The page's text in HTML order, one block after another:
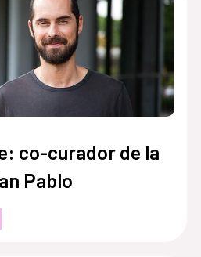
co-curador de la
Pablo